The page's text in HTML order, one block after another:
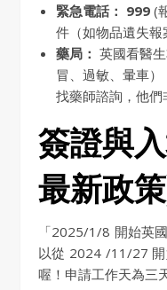
緊急電話： 999 (
件（如物品遺失報
藥局： 英國看醫
冒、過敏、暈車
找藥師諮詢，他們
簽證與
最新政
「2025/1/8 開始英
以從 2024 /11/27
喔！申請工作天為三